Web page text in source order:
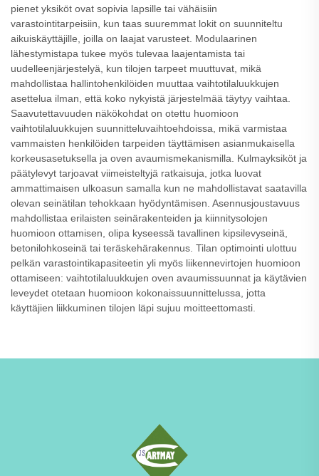
pienet yksiköt ovat sopivia lapsille tai vähäisiin
varastointitarpeisiin, kun taas suuremmat lokit on suunniteltu
aikuiskäyttäjille, joilla on laajat varusteet. Modulaarinen
lähestymistapa tukee myös tulevaa laajentamista tai
uudelleenjärjestelyä, kun tilojen tarpeet muuttuvat, mikä
mahdollistaa hallintohenkilöiden muuttaa vaihtotilaluukkujen
asettelua ilman, että koko nykyistä järjestelmää täytyy vaihtaa.
Saavutettavuuden näkökohdat on otettu huomioon
vaihtotilaluukkujen suunnitteluvaihtoehdoissa, mikä varmistaa
vammaisten henkilöiden tarpeiden täyttämisen asianmukaisella
korkeusasetuksella ja oven avaumismekanismilla. Kulmayksiköt ja
päätylevyt tarjoavat viimeisteltyjä ratkaisuja, jotka luovat
ammattimaisen ulkoasun samalla kun ne mahdollistavat saatavilla
olevan seinätilan tehokkaan hyödyntämisen. Asennusjoustavuus
mahdollistaa erilaisten seinärakenteiden ja kiinnitysolojen
huomioon ottamisen, olipa kyseessä tavallinen kipsilevyseinä,
betonilohkoseinä tai teräskehärakennus. Tilan optimointi ulottuu
pelkän varastointikapasiteetin yli myös liikennevirtojen huomioon
ottamiseen: vaihtotilaluukkujen oven avaumissuunnat ja käytävien
leveydet otetaan huomioon kokonaissuunnittelussa, jotta
käyttäjien liikkuminen tilojen läpi sujuu moitteettomasti.